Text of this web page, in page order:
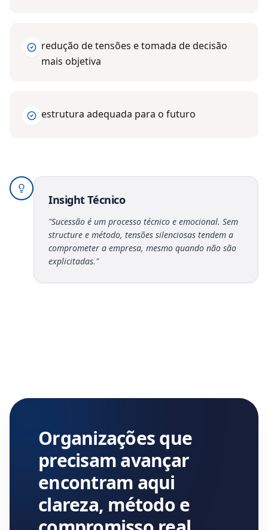
redução de tensões e tomada de decisão
mais objetiva
estrutura adequada para o futuro
Insight Técnico
"Sucessão é um processo técnico e emocional. Sem
structure e método, tensões silenciosas tendem a
comprometer a empresa, mesmo quando não são
explicitadas."
Organizações que
precisam avançar
encontram aqui
clareza, método e